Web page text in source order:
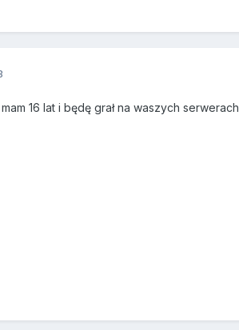
16 lat i będę grał na waszych serwerach